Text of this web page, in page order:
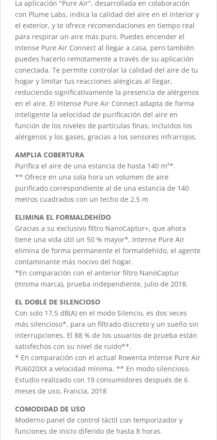
La aplicación "Pure Air", desarrollada en colaboración
con Plume Labs, indica la calidad del aire en el interior y
el exterior, y te ofrece recomendaciones en tiempo real
para respirar un aire más puro. Puedes encender el
Intense Pure Air Connect al llegar a casa, pero también
puedes hacerlo remotamente a través de su aplicación
conectada. Te permite controlar la calidad del aire de tu
hogar y limitar tus reacciones alérgicas al llegar,
reduciendo significativamente la presencia de alérgenos
en el aire. El Intense Pure Air Connect adapta de forma
inteligente la velocidad de purificación del aire en
función de los niveles de partículas finas, incluidos los
alérgenos y los gases, gracias a los sensores infrarrojos.
AMPLIA COBERTURA
Purifica el aire de una estancia de hasta 140 m²*.
** Ofrece en una sola hora un volumen de aire
purificado correspondiente al de una estancia de 140
metros cuadrados con un techo de 2,5 m
ELIMINA EL FORMALDEHÍDO
Gracias a su exclusivo filtro NanoCaptur+, que ahora
tiene una vida útil un 50 % mayor*, Intense Pure Air
elimina de forma permanente el formaldehído, el agente
contaminante más nocivo del hogar.
*En comparación con el anterior filtro NanoCaptur
(misma marca), prueba independiente, julio de 2018.
EL DOBLE DE SILENCIOSO
Con solo 17,5 dB(A) en el modo Silencio, es dos veces
más silencioso*, para un filtrado discreto y un sueño sin
interrupciones. El 88 % de los usuarios de prueba están
satisfechos con su nivel de ruido**.
* En comparación con el actual Rowenta Intense Pure Air
PU6020XX a velocidad mínima. ** En modo silencioso.
Estudio realizado con 19 consumidores después de 6
meses de uso, Francia, 2018
COMODIDAD DE USO
Moderno panel de control táctil con temporizador y
funciones de inicio diferido de hasta 8 horas.